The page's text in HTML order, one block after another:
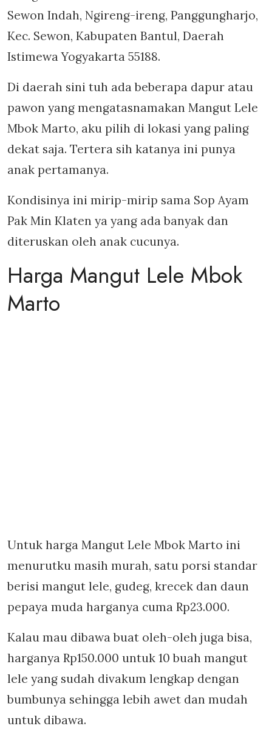
Sewon Indah, Ngireng-ireng, Panggungharjo,
Kec. Sewon, Kabupaten Bantul, Daerah
Istimewa Yogyakarta 55188.
Di daerah sini tuh ada beberapa dapur atau
pawon yang mengatasnamakan Mangut Lele
Mbok Marto, aku pilih di lokasi yang paling
dekat saja. Tertera sih katanya ini punya
anak pertamanya.
Kondisinya ini mirip-mirip sama Sop Ayam
Pak Min Klaten ya yang ada banyak dan
diteruskan oleh anak cucunya.
Harga Mangut Lele Mbok
Marto
Untuk harga Mangut Lele Mbok Marto ini
menurutku masih murah, satu porsi standar
berisi mangut lele, gudeg, krecek dan daun
pepaya muda harganya cuma Rp23.000.
Kalau mau dibawa buat oleh-oleh juga bisa,
harganya Rp150.000 untuk 10 buah mangut
lele yang sudah divakum lengkap dengan
bumbunya sehingga lebih awet dan mudah
untuk dibawa.